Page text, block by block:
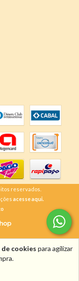
cookies para agilizar
reservados.
acesse aqui.